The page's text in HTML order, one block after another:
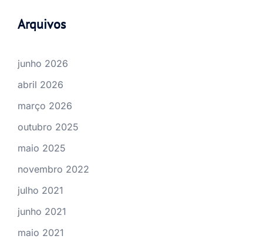
Arquivos
junho 2026
abril 2026
março 2026
outubro 2025
maio 2025
novembro 2022
julho 2021
junho 2021
maio 2021